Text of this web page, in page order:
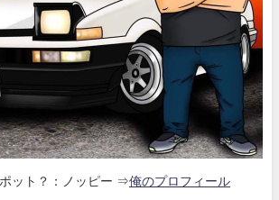
ット？：ノッピー ⇒俺のプロフィール